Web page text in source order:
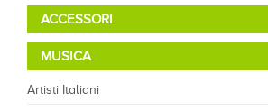
ACCESSORI
MUSICA
Artisti Italiani